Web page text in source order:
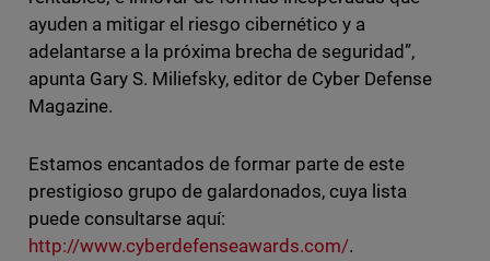
ayuden a mitigar el riesgo cibernético y a
adelantarse a la próxima brecha de seguridad”,
apunta Gary S. Miliefsky, editor de Cyber Defense
Magazine.
Estamos encantados de formar parte de este
prestigioso grupo de galardonados, cuya lista
puede consultarse aquí:
http://www.cyberdefenseawards.com/.